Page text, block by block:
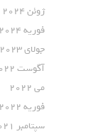
ژوئن 2024
فوریه 2024
جولای 2023
آگوست 2022
می 2022
فوریه 2022
سپتامبر 2021